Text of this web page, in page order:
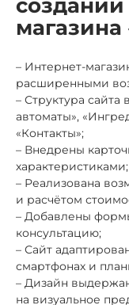
магазина
– Интернет-
расширенными
– Структура сайта
автоматы»,
«Контакты»;
– Внедрены
характеристиками;
– Реализована
и расчётом
– Добавлены
консультацию;
– Сайт
смартфонах и
– Дизайн
на визуальное